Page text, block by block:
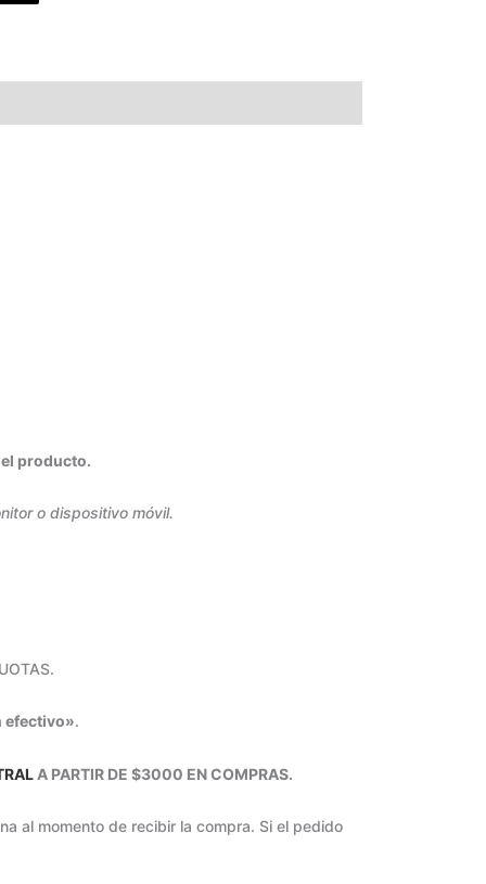
producto.
o dispositivo móvil.
efectivo».
A PARTIR DE $3000 EN COMPRAS.
al momento de recibir la compra. Si el pedido